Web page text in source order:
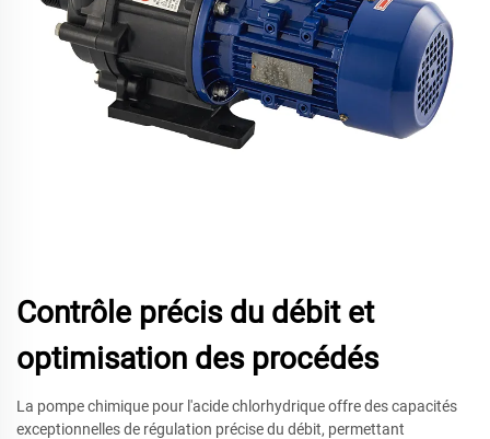
Contrôle précis du débit et
optimisation des procédés
La pompe chimique pour l'acide chlorhydrique offre des capacités
exceptionnelles de régulation précise du débit, permettant